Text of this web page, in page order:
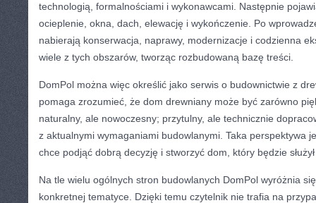
technologią, formalnościami i wykonawcami. Następnie
ocieplenie, okna, dach, elewację i wykończenie. Po
nabierają konserwacja, naprawy, modernizacje i codzienna
wiele z tych obszarów, tworząc rozbudowaną bazę treści.
DomPol można więc określić jako serwis o budownictwie z
pomaga zrozumieć, że dom drewniany może być zarówno
naturalny, ale nowoczesny; przytulny, ale technicznie
z aktualnymi wymaganiami budowlanymi. Taka perspektywa
chce podjąć dobrą decyzję i stworzyć dom, który będzie
Na tle wielu ogólnych stron budowlanych DomPol wyróżnia
konkretnej tematyce. Dzięki temu czytelnik nie trafia na